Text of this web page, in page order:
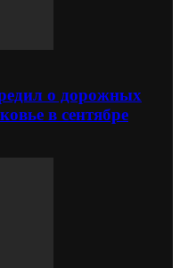
о дорожных
в сентябре